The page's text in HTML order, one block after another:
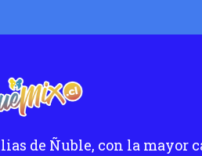
de Ñuble, con la mayor